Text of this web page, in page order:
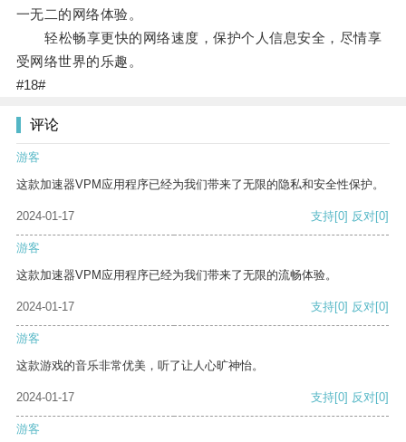
一无二的网络体验。
轻松畅享更快的网络速度，保护个人信息安全，尽情享
受网络世界的乐趣。
#18#
评论
游客
这款加速器VPM应用程序已经为我们带来了无限的隐私和安全性保护。
2024-01-17 支持[0] 反对[0]
游客
这款加速器VPM应用程序已经为我们带来了无限的流畅体验。
2024-01-17 支持[0] 反对[0]
游客
这款游戏的音乐非常优美，听了让人心旷神怡。
2024-01-17 支持[0] 反对[0]
游客